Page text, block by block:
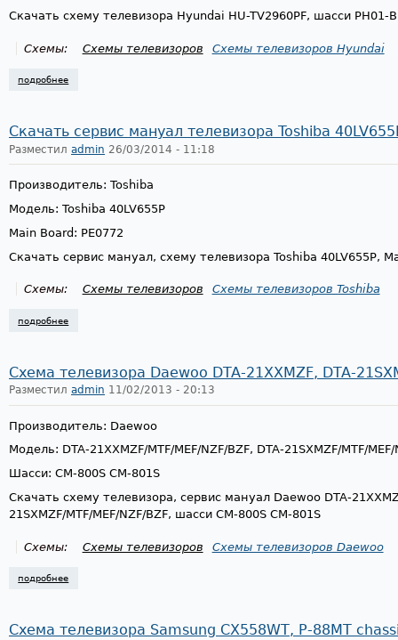
Скачать схему телевизора Hyundai HU-TV2960PF, шасси PH01-
Схемы: Схемы телевизоров Схемы телевизоров Hyundai
подробнее
Скачать сервис мануал телевизора Toshiba
Разместил admin 26/03/2014 - 11:18
Производитель: Toshiba
Модель: Toshiba 40LV655P
Main Board: PE0772
Скачать сервис мануал, схему телевизора Toshiba 40LV655P,
Схемы: Схемы телевизоров Схемы телевизоров Toshiba
подробнее
Схема телевизора Daewoo DTA-21XXMZF, DTA-
Разместил admin 11/02/2013 - 20:13
Производитель: Daewoo
Модель: DTA-21XXMZF/MTF/MEF/NZF/BZF, DTA-21SXMZF/MTF/MEF/
Шасси: CM-800S CM-801S
Скачать схему телевизора, сервис мануал Daewoo DTA-
21SXMZF/MTF/MEF/NZF/BZF, шасси CM-800S CM-801S
Схемы: Схемы телевизоров Схемы телевизоров Daewoo
подробнее
Схема телевизора Samsung CX558WT, P-88MT